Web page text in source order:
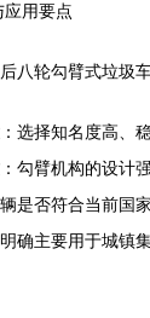
应用要点
八轮勾臂式垃圾
：选择知名度高、
：勾臂机构的设计
辆是否符合当前国
确主要用于城镇